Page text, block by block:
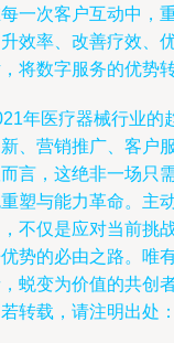
一次客户互动中，
效率、改善疗效、
将数字服务的优势
年医疗器械行业的
、营销推广、客户
言，这绝非一场只
塑与能力革命。主
不仅是应对当前挑
势的必由之路。唯
蜕变为价值的共创者
转载，请注明出处